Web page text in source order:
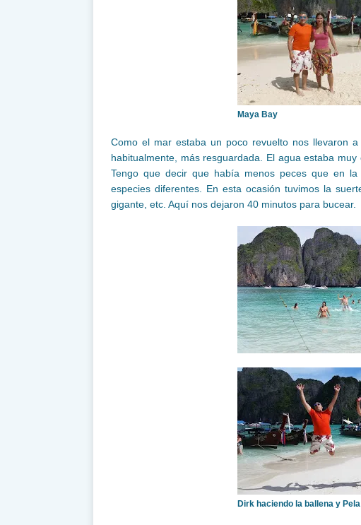
Maya Bay
Como el mar estaba un poco revuelto nos llevaron
habitualmente, más resguardada. El agua estaba
Tengo que decir que había menos peces que en
especies diferentes. En esta ocasión tuvimos la
gigante, etc. Aquí nos dejaron 40 minutos para bucear.
Dirk haciendo la ballena y